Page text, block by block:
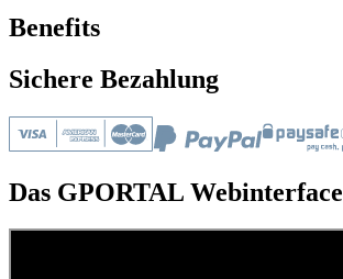
Benefits
Sichere Bezahlung
Das GPORTAL Webinterface